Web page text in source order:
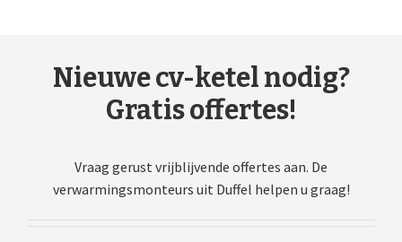
Nieuwe cv-ketel nodig?
Gratis offertes!
Vraag gerust vrijblijvende offertes aan. De
verwarmingsmonteurs uit Duffel helpen u graag!